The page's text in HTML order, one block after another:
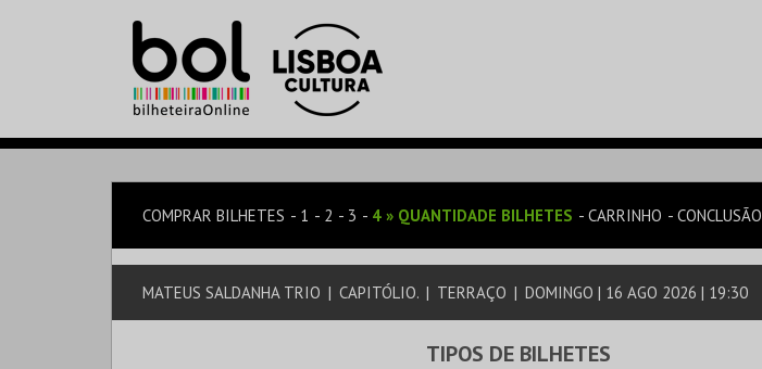
COMPRAR BILHETES 1 2 3 4 » QUANTIDADE BILHETES CARRINHO CONCLUSÃO
MATEUS SALDANHA TRIO | CAPITÓLIO. | TERRAÇO | DOMINGO | 16 AGO 2026 | 19:30
TIPOS DE BILHETES